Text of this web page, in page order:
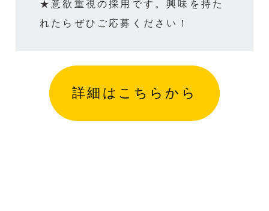
★意欲重視の採用です。興味を持た
れたらぜひご応募ください！
詳細はこちらから